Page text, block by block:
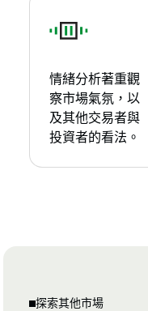
情緒分析著重觀
察市場氣氛，以
及其他交易者與
投資者的看法。
探索其他市場